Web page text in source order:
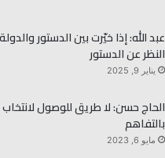
عبد الله: إذا خيّرت بين الدستور
النظر عن الدستور
يناير 9, 2025
الحاج حسن: لا طريق للوصول لانتخاب
بالتفاهم
مايو 6, 2023